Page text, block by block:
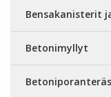
Bensakanisterit
Betonimyllyt